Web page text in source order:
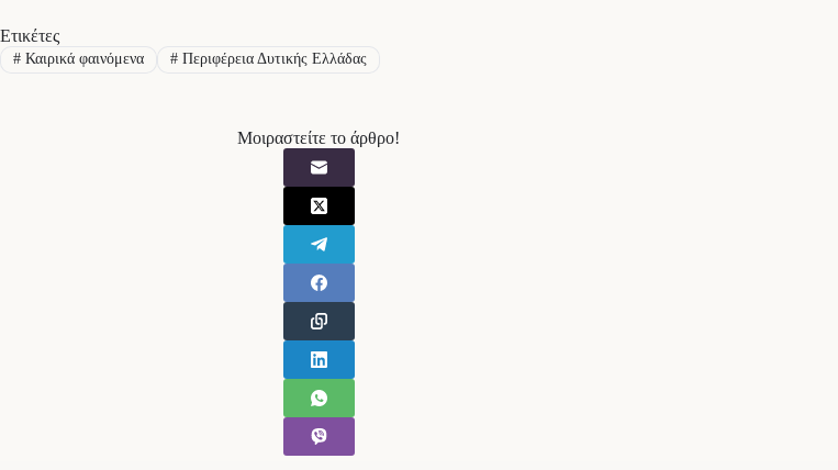
Ετικέτες
#Καιρικά φαινόμενα #Περιφέρεια Δυτικής Ελλάδας
Μοιραστείτε το άρθρο!